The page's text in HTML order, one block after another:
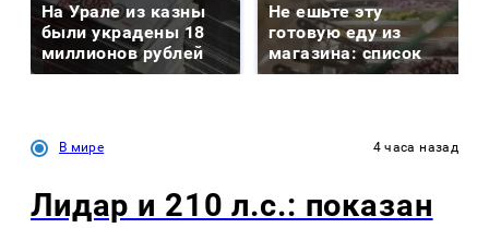
На Урале из казны
были украдены 18
миллионов рублей
Не ешьте эту
готовую еду из
магазина: список
В мире 4 часа назад
Лидар и 210 л.с.: показан